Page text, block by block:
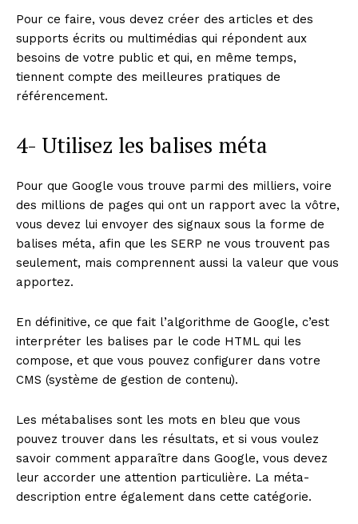
Pour ce faire, vous devez créer des articles et des
supports écrits ou multimédias qui répondent aux
besoins de votre public et qui, en même temps,
tiennent compte des meilleures pratiques de
référencement.
4- Utilisez les balises méta
Pour que Google vous trouve parmi des milliers, voire
des millions de pages qui ont un rapport avec la vôtre,
vous devez lui envoyer des signaux sous la forme de
balises méta, afin que les SERP ne vous trouvent pas
seulement, mais comprennent aussi la valeur que vous
apportez.
En définitive, ce que fait l’algorithme de Google, c’est
interpréter les balises par le code HTML qui les
compose, et que vous pouvez configurer dans votre
CMS (système de gestion de contenu).
Les métabalises sont les mots en bleu que vous
pouvez trouver dans les résultats, et si vous voulez
savoir comment apparaître dans Google, vous devez
leur accorder une attention particulière. La méta-
description entre également dans cette catégorie.